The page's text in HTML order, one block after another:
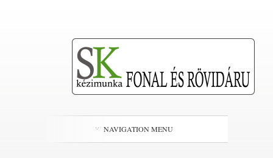
NAVIGATION MENU